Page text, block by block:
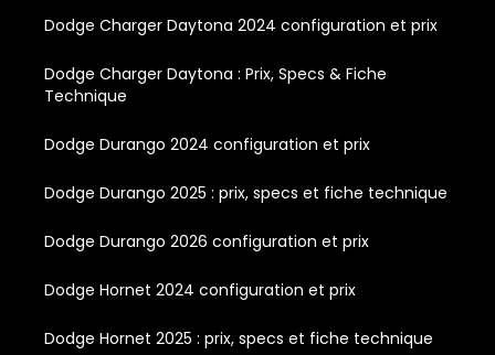
Dodge Charger Daytona 2024 configuration et prix
Dodge Charger Daytona : Prix, Specs & Fiche
Technique
Dodge Durango 2024 configuration et prix
Dodge Durango 2025 : prix, specs et fiche technique
Dodge Durango 2026 configuration et prix
Dodge Hornet 2024 configuration et prix
Dodge Hornet 2025 : prix, specs et fiche technique